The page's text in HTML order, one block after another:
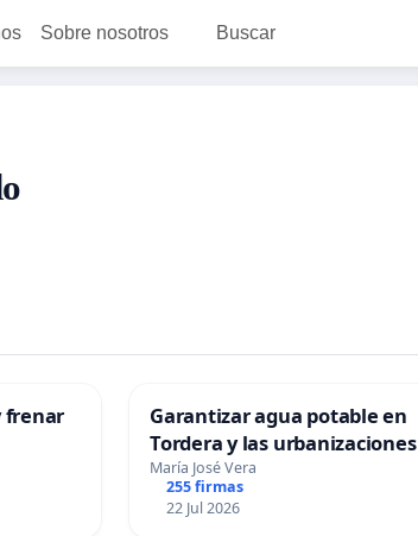
Sobre nosotros Buscar
frenar
Garantizar agua potable en
Tordera y las urbanizaciones
María José Vera
255 firmas
22 Jul 2026